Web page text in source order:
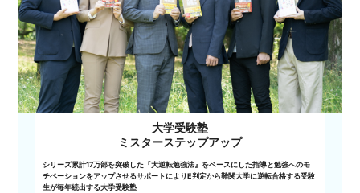
大学受験塾
ミスターステップアップ
シリーズ累計17万部を突破した『大逆転勉強法』をベースにした指導と勉強へのモ
チベーションをアップさせるサポートによりE判定から難関大学に逆転合格する受験
生が毎年続出する大学受験塾